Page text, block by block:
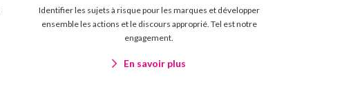
Identifier les sujets à risque pour les marques et développer
ensemble les actions et le discours approprié. Tel est notre
engagement.
En savoir plus